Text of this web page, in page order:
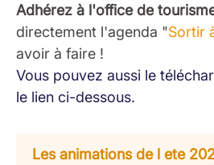
Adhérez à l'office de
directement l'agenda "Sortir
avoir à faire !
Vous pouvez aussi le
le lien ci-dessous.
Les animations de l ete